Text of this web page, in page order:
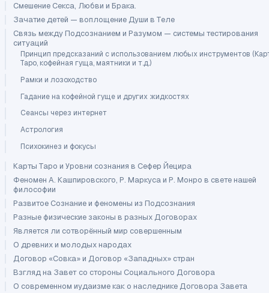
Смешение Секса, Любви и Брака.
Зачатие детей — воплощение Души в Теле
Связь между Подсознанием и Разумом — системы тестирования
ситуаций
Принцип предсказаний с использованием любых инструментов
Таро, кофейная гуща, маятники и т.д.)
Рамки и лозоходство
Гадание на кофейной гуще и других жидкостях
Сеансы через интернет
Астрология
Психокинез и фокусы
Карты Таро и Уровни сознания в Сефер Йецира
Феномен А. Кашпировского, Р. Маркуса и Р. Монро в свете нашей
философии
Развитое Сознание и феномены из Подсознания
Разные физические законы в разных Договорах
Является ли сотворённый мир совершенным
О древних и молодых народах
Договор «Совка» и Договор «Западных» стран
Взгляд на Завет со стороны Социального Договора
О современном иудаизме как о наследнике Договора Завета